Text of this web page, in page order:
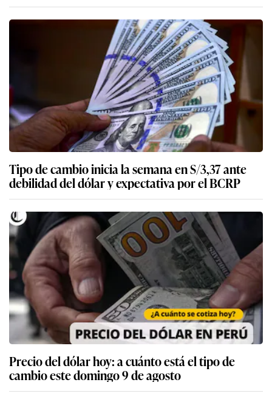
Tipo de cambio inicia la semana en S/3,37 ante
debilidad del dólar y expectativa por el BCRP
Precio del dólar hoy: a cuánto está el tipo de
cambio este domingo 9 de agosto